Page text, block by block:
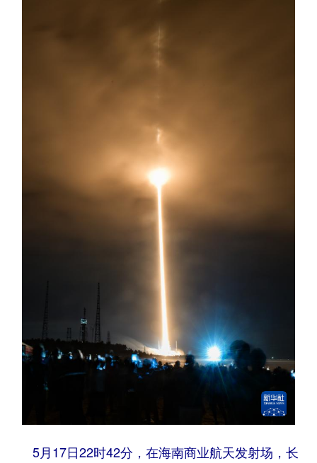
5月17日22时42分，在海南商业航天发射场，长